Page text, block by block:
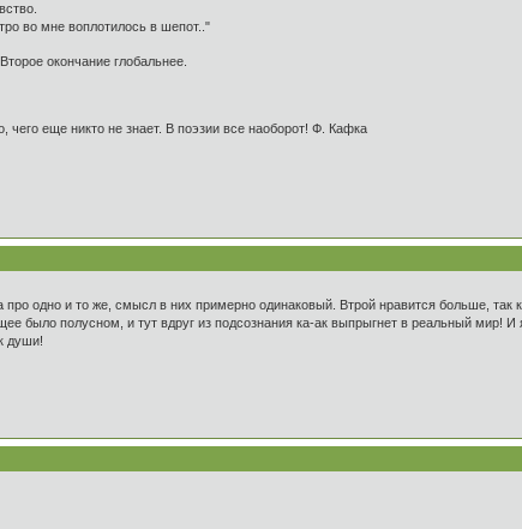
во мне воплотилось в шепот.."
Второе окончание глобальнее.
чего еще никто не знает. В поэзии все наоборот! Ф. Кафка
одно и то же, смысл в них примерно одинаковый. Втрой нравится больше, так
было полусном, и тут вдруг из подсознания ка-ак выпрыгнет в реальный мир!
души!